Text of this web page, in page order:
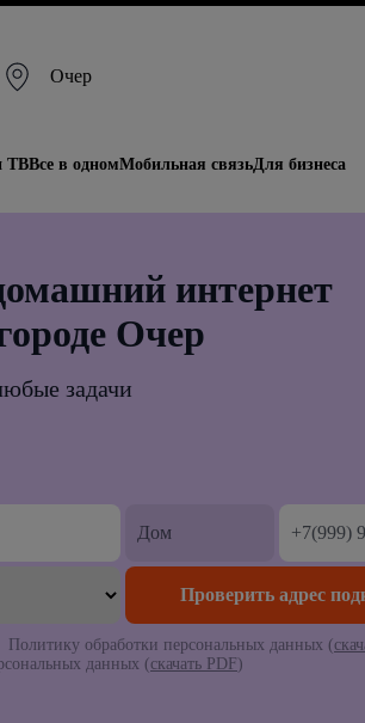
Очер
ТВВсе в одномМобильная связьДля бизнеса
интернет
Очер
задачи
обработки персональных данных (
данных (скачать PDF)